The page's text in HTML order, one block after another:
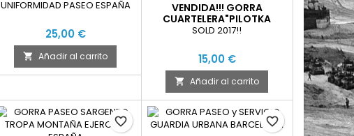
EJERCITO ESPAÑA
UNIFORMIDAD PASEO ESPAÑA
25,00 €
 Añadir al carrito
VENDIDA!!! GORRA
CUARTELERA"PILOTKA
MARINA UNION SOVIETICA"
SOLD 2017!!
15,00 €
 Añadir al carrito
favorite_border
favorite_border